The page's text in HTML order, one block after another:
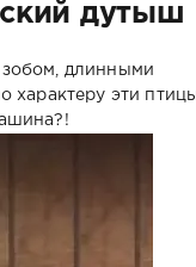
дутыш
длинными
характеру эти птицы